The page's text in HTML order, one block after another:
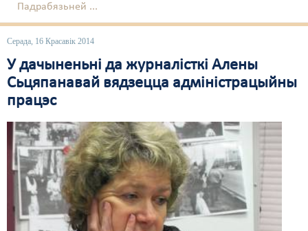
Падрабязьней ...
Серада, 16 Красавік 2014
У дачыненьні да журналісткі Алены
Сьцяпанавай вядзецца адміністрацыйны
працэс